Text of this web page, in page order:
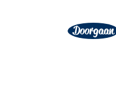
Doorgaan